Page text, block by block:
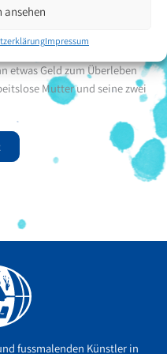
ansehen
Impressum
„Arms Around Africa
Durch seine Fähigkeiten im
etwas Geld zum Überleben
Mutter und seine zwei
fussmalenden Künstler in
Instagram